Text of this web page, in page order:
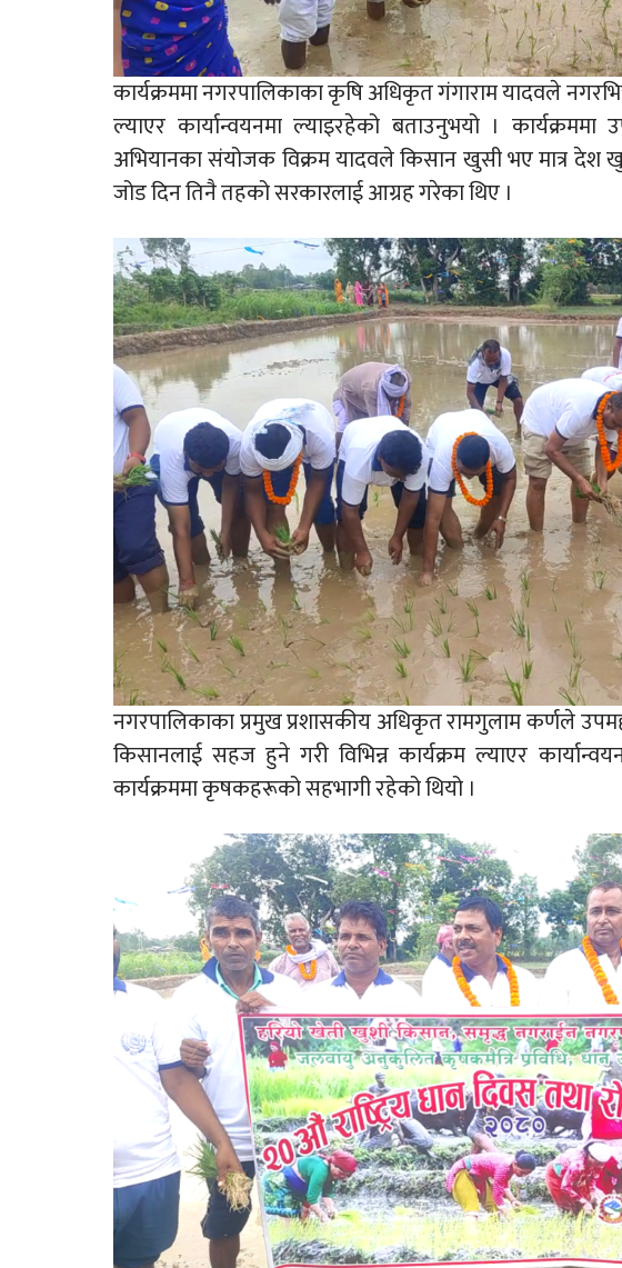
कार्यक्रममा नगरपालिकाका कृषि अधिकृत गंगाराम यादवले
ल्याएर कार्यान्वयनमा ल्याइरहेको बताउनुभयो ।
अभियानका संयोजक विक्रम यादवले किसान खुसी भए मात्र देश
जोड दिन तिनै तहको सरकारलाई आग्रह गरेका थिए ।
नगरपालिकाका प्रमुख प्रशासकीय अधिकृत रामगुलाम कर्णले
किसानलाई सहज हुने गरी विभिन्न कार्यक्रम ल्याएर
कार्यक्रममा कृषकहरूको सहभागी रहेको थियो ।